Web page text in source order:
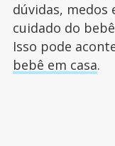
dúvidas, medos
cuidado do
Isso pode
bebê em casa.